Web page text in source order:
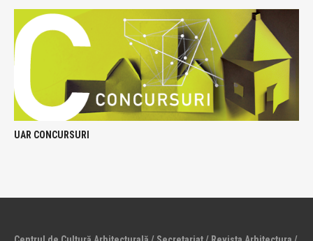
UAR CONCURSURI